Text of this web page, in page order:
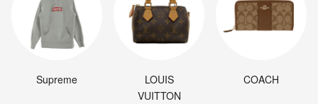
Supreme
LOUIS
VUITTON
COACH